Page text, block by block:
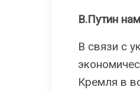
В.Путин
В связи с
Кремля в